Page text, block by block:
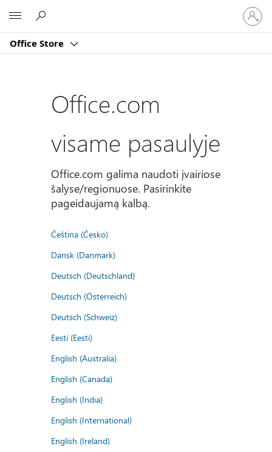
Office Store
prie
Office.com
visame pasaulyje
Office.com galima naudoti įvairiose
šalyse/regionuose. Pasirinkite
pageidaujamą kalbą.
Čeština (Česko)
Dansk (Danmark)
Deutsch (Deutschland)
Deutsch (Österreich)
Deutsch (Schweiz)
Eesti (Eesti)
English (Australia)
English (Canada)
English (India)
English (International)
English (Ireland)